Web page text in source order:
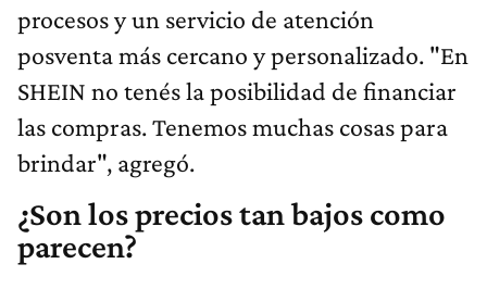
procesos y un servicio de atención
posventa más cercano y personalizado. "En
SHEIN no tenés la posibilidad de financiar
las compras. Tenemos muchas cosas para
brindar", agregó.
¿Son los precios tan bajos como
parecen?